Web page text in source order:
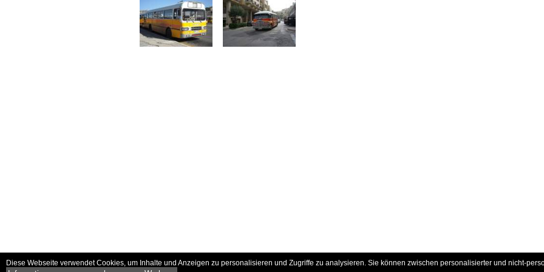
Diese Webseite verwendet Cookies, um Inhalte und Anzeigen zu personalisieren und Zugriffe zu analysieren. Sie können zwischen personalisierter und nicht-